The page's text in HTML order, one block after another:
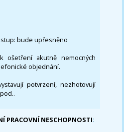
bude upřesněno
ošetření akutně nemocných
objednání.
potvrzení, nezhotovují
PRACOVNÍ NESCHOPNOSTI: